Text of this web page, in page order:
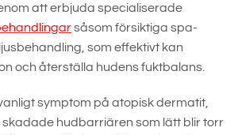
att erbjuda specialiserade
såsom försiktiga spa-
som effektivt kan
och återställa hudens fuktbalans.
symptom på atopisk dermatit,
skadade hudbarriären som lätt blir torr